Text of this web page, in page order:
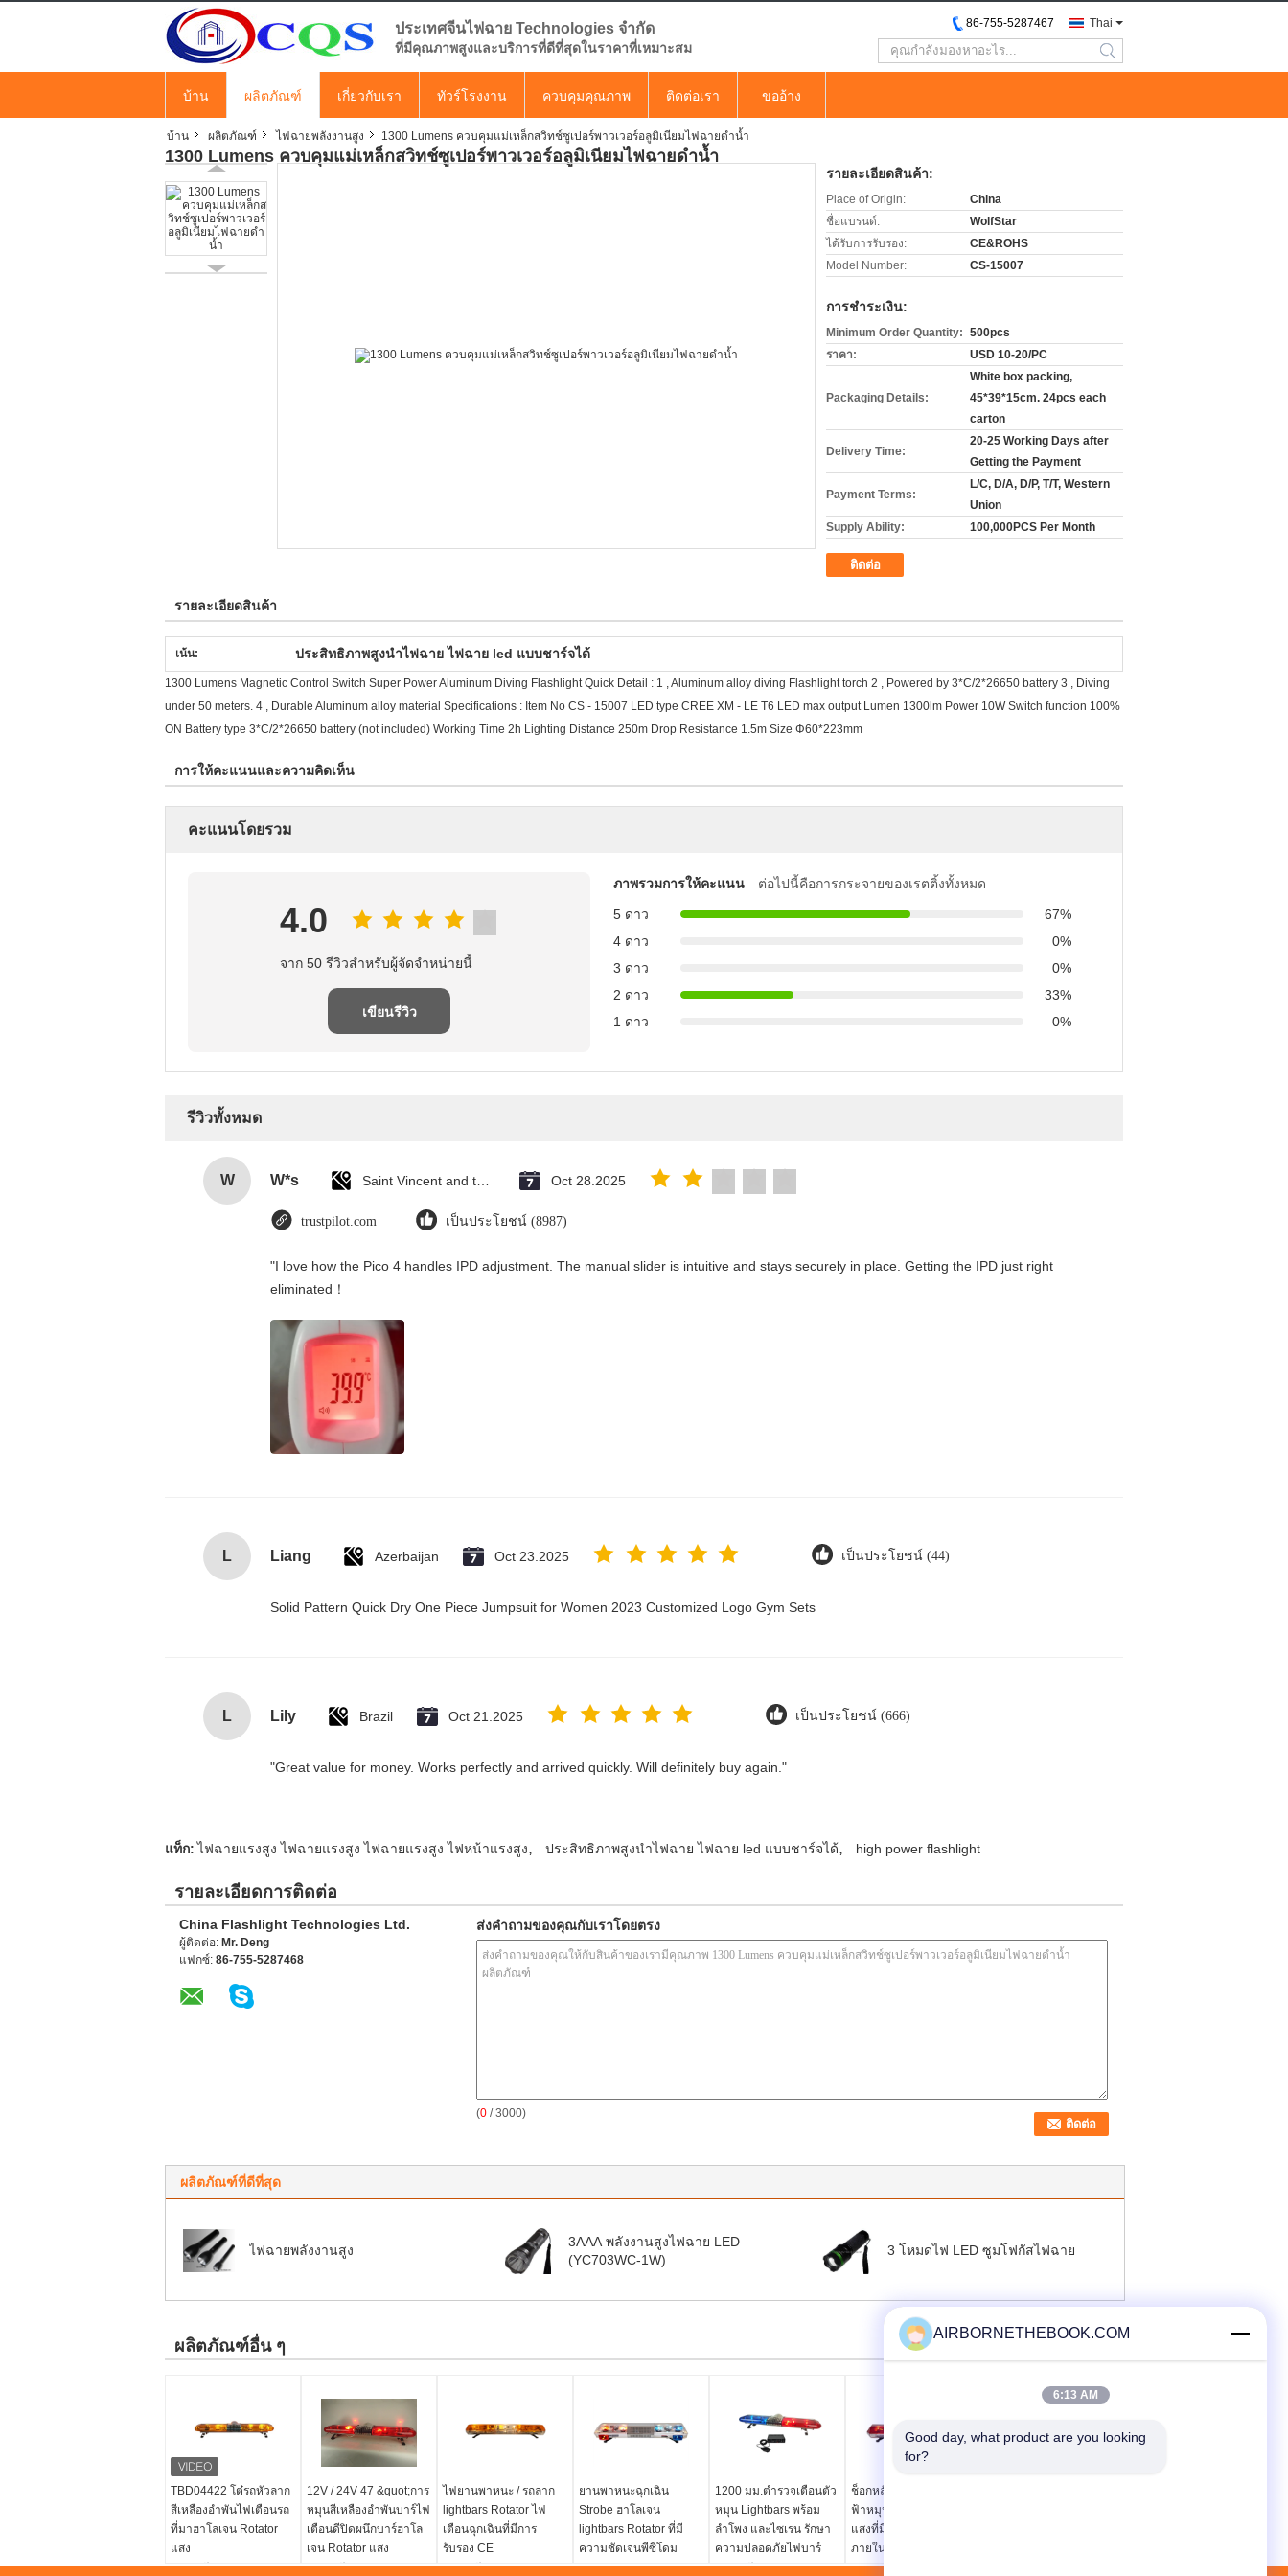
ประเทศจีนไฟฉาย Technologies จำกัด
ที่มีคุณภาพสูงและบริการที่ดีที่สุดในราคาที่เหมาะสม
Thai
86-755-5287467
search
บ้าน ผลิตภัณฑ์ เกี่ยวกับเรา ทัวร์โรงงาน ควบคุมคุณภาพ ติดต่อเรา ขออ้าง
บ้าน ผลิตภัณฑ์ ไฟฉายพลังงานสูง 1300 Lumens ควบคุมแม่เหล็กสวิทช์ซูเปอร์พาวเวอร์อลูมิเนียมไฟฉายดำน้ำ
1300 Lumens ควบคุมแม่เหล็กสวิทช์ซูเปอร์พาวเวอร์อลูมิเนียมไฟฉายดำน้ำ
รายละเอียดสินค้า:
Place of Origin:
China
ชื่อแบรนด์:
WolfStar
ได้รับการรับรอง:
CE&ROHS
Model Number:
CS-15007
การชำระเงิน:
Minimum Order Quantity: 500pcs
ราคา:
USD 10-20/PC
Packaging Details:
White box packing,
45*39*15cm. 24pcs each
carton
Delivery Time:
20-25 Working Days after
Getting the Payment
Payment Terms:
L/C, D/A, D/P, T/T, Western
Union
Supply Ability:
100,000PCS Per Month
ติดต่อ
รายละเอียดสินค้า
เน้น: ประสิทธิภาพสูงนำไฟฉาย ไฟฉาย led แบบชาร์จได้
1300 Lumens Magnetic Control Switch Super Power Aluminum Diving Flashlight Quick Detail : 1 , Aluminum alloy diving Flashlight torch 2 , Powered by 3*C/2*26650 battery 3 , Diving
under 50 meters. 4 , Durable Aluminum alloy material Specifications : Item No CS - 15007 LED type CREE XM - LE T6 LED max output Lumen 1300lm Power 10W Switch function 100%
ON Battery type 3*C/2*26650 battery (not included) Working Time 2h Lighting Distance 250m Drop Resistance 1.5m Size Φ60*223mm
การให้คะแนนและความคิดเห็น
คะแนนโดยรวม
4.0
จาก 50 รีวิวสําหรับผู้จัดจําหน่ายนี้
เขียนรีวิว
ภาพรวมการให้คะแนน
ต่อไปนี้คือการกระจายของเรตติ้งทั้งหมด
5 ดาว
67%
4 ดาว
0%
3 ดาว
0%
2 ดาว
33%
1 ดาว
0%
รีวิวทั้งหมด
W W*s Oct 28.2025
trustpilot.com เป็นประโยชน์ (8987)
"I love how the Pico 4 handles IPD adjustment. The manual slider is intuitive and stays securely in place. Getting the IPD just right
eliminated！
L Liang Azerbaijan Oct 23.2025 เป็นประโยชน์ (44)
Solid Pattern Quick Dry One Piece Jumpsuit for Women 2023 Customized Logo Gym Sets
L Lily Brazil Oct 21.2025 เป็นประโยชน์ (666)
"Great value for money. Works perfectly and arrived quickly. Will definitely buy again."
แท็ก: ไฟฉายแรงสูง ไฟฉายแรงสูง ไฟฉายแรงสูง ไฟหน้าแรงสูง, ประสิทธิภาพสูงนำไฟฉาย ไฟฉาย led แบบชาร์จได้, high power flashlight
รายละเอียดการติดต่อ
China Flashlight Technologies Ltd.
ผู้ติดต่อ: Mr. Deng
แฟกซ์: 86-755-5287468
ส่งคำถามของคุณกับเราโดยตรง
(0 / 3000)
ผลิตภัณฑ์ที่ดีที่สุด
ไฟฉายพลังงานสูง
3AAA พลังงานสูงไฟฉาย LED
(YC703WC-1W)
3 โหมดไฟ LED ซูมโฟกัสไฟฉาย
ผลิตภัณฑ์อื่น ๆ
TBD04422 โต๋รถหัวลาก
สีเหลืองอำพันไฟเตือนรถ
ที่มาฮาโลเจน Rotator
แสง
แรงดันไฟฟ้า:12V หรือ
12V / 24V 47 &quot;การ
หมุนสีเหลืองอำพันบาร์ไฟ
เตือนดีปิดผนึกบาร์ฮาโล
เจน Rotator แสง
แรงดันไฟฟ้า:12V หรือ
ไฟยานพาหนะ / รถลาก
lightbars Rotator ไฟ
เตือนฉุกเฉินที่มีการ
รับรอง CE
แรงดันไฟฟ้า:12V หรือ
ยานพาหนะฉุกเฉิน
Strobe ฮาโลเจน
lightbars Rotator ที่มี
ความชัดเจนพีซีโดม
TBD01922
1200 มม.ตำรวจเตือนตัว
หมุน Lightbars พร้อม
ลำโพง และไซเรน รักษา
ความปลอดภัยไฟบาร์
แรงดันไฟฟ้า:12V หรือ
ช็อกหลักฐานแดงและสี
ฟ้าหมุนฮาโลเจนนำแถบ
แสงที่มีลำโพง 100W
ภายใน
แรงดันไฟฟ้า:
AIRBORNETHEBOOK.COM
6:13 AM
Good day, what product are you looking
for?